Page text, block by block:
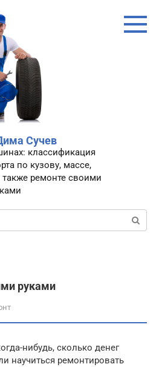
Сучев
классификация
по кузову, массе,
также ремонте своими
руками
нибудь, сколько денег
научиться ремонтировать